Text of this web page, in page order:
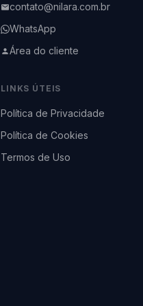
contato@nilara.com.br
WhatsApp
Área do cliente
LINKS ÚTEIS
Política de Privacidade
Política de Cookies
Termos de Uso